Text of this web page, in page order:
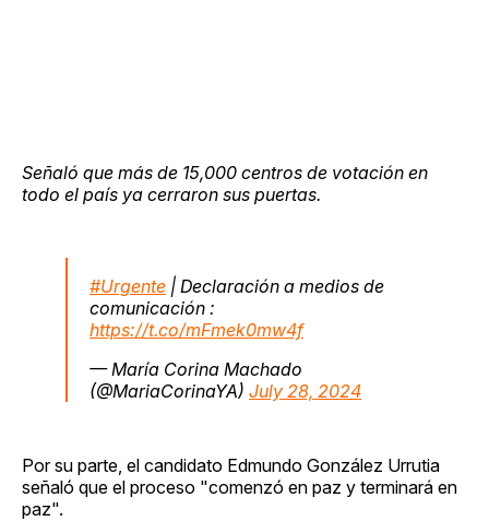
Señaló que más de 15,000 centros de votación en
todo el país ya cerraron sus puertas.
#Urgente | Declaración a medios de
comunicación :
https://t.co/mFmek0mw4f
— María Corina Machado
(@MariaCorinaYA) July 28, 2024
Por su parte, el candidato Edmundo González Urrutia
señaló que el proceso "comenzó en paz y terminará en
paz".